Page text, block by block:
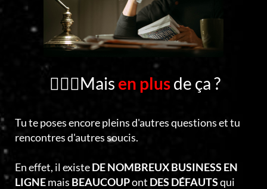
🤦🏻‍♂️Maisen plusde ça ?
Tu te poses encore pleins d'autres questions et tu
rencontres d'autres soucis.
En effet, il existeDE NOMBREUX BUSINESS EN
LIGNEmais BEAUCOUPont DES DÉFAUTSqui